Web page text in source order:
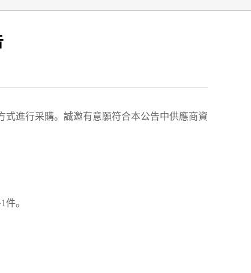
進行采購。誠邀有意願符合本公告中供應商資
。